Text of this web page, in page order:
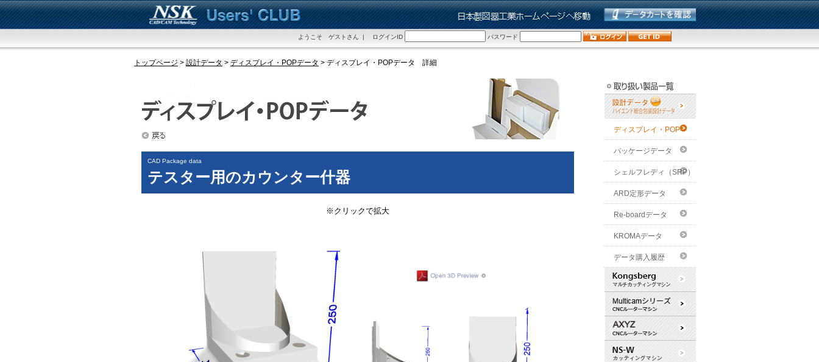
ようこそ ゲストさん | ログインID パスワード
トップページ > 設計データ > ディスプレイ・POPデータ > ディスプレイ・POPデータ 詳細
CAD Package data
テスター用のカウンター什器
※クリックで拡大
ディスプレイ・POP
パッケージデータ
シェルフレディ（SRP）
ARD定形データ
Re-boardデータ
KROMAデータ
データ購入履歴